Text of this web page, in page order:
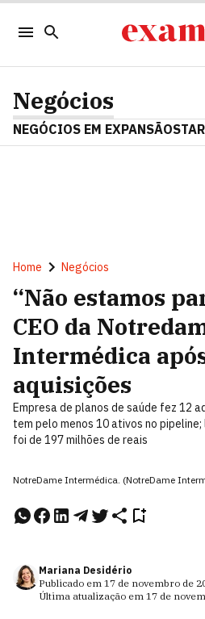
Negócios
NEGÓCIOS EM EXPANSÃO
Home Negócios
“Não estamos
CEO da
Intermédica
aquisições
Empresa de planos de saúde fez 12
tem pelo menos 10 ativos no
foi de 197 milhões de reais
NotreDame Intermédica. (NotreDame
Mariana Desidério
Publicado em 17 de novembro de
Última atualização em 17 de